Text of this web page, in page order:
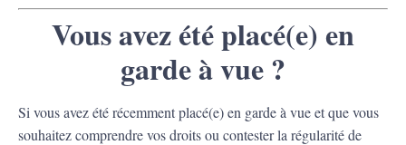
Vous avez été placé(e) en
garde à vue ?
Si vous avez été récemment placé(e) en garde à vue et que vous
souhaitez comprendre vos droits ou contester la régularité de